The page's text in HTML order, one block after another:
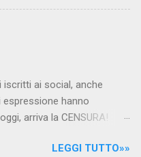
l'ambasciata siriana,
è emerso che il
. staff
su Facebook
ai social, anche
espressione hanno
arriva la CENSURA!
dai cittadini - perché
LEGGI TUTTO»»